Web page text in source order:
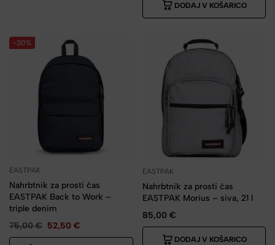
DODAJ V KOŠARICO
-30%
EASTPAK
Nahrbtnik za prosti čas
EASTPAK Back to Work –
triple denim
75,00€ 52,50 €
EASTPAK
Nahrbtnik za prosti čas
EASTPAK Morius – siva, 21 l
85,00 €
DODAJ V KOŠARICO